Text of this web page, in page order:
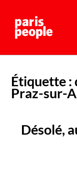
Étiquette :
Praz-sur-
Désolé,